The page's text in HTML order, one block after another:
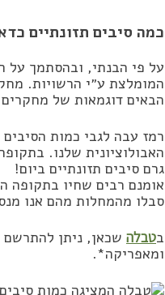
כמה סיבים תזונתיים
על פי הבנתי, ובהסתמך על
המומלצת ע״י הרשויות.
הבאים דוגמאות של
רמז עבה לגבי כמות
האבולוציונית שלנו.
גרם סיבים תזונתיים ביום!
אומנם רבים שחיו בתקופה
סבלו מהמחלות מהם אנו
בטבלה שכאן, ניתן
ומאפריקה*.